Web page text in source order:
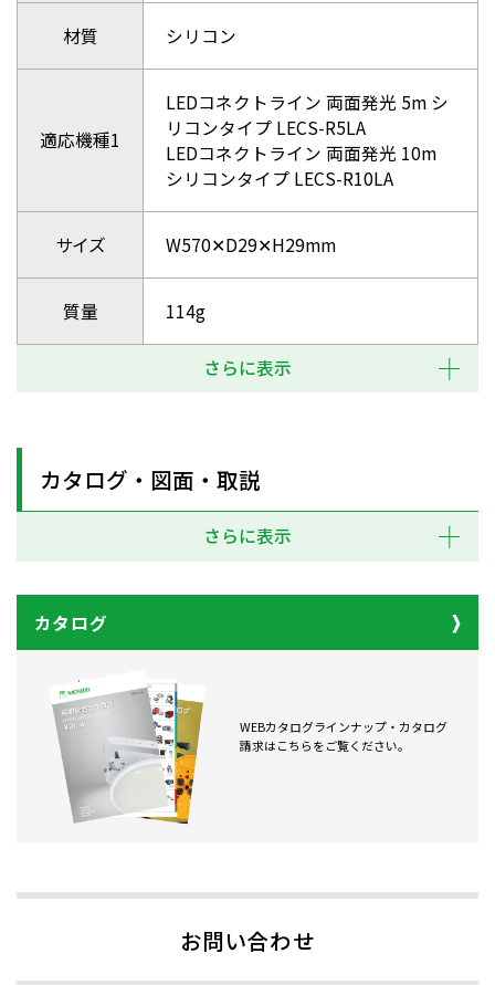
材質 シリコン
適応機種1
LEDコネクトライン 両面発光 5m シ
リコンタイプ LECS-R5LA
LEDコネクトライン 両面発光 10m
シリコンタイプ LECS-R10LA
サイズ W570✕D29✕H29mm
質量 114g
さらに表示
カタログ・図面・取説
さらに表示
カタログ
WEBカタログラインナップ・カタログ
請求はこちらをご覧ください。
お問い合わせ